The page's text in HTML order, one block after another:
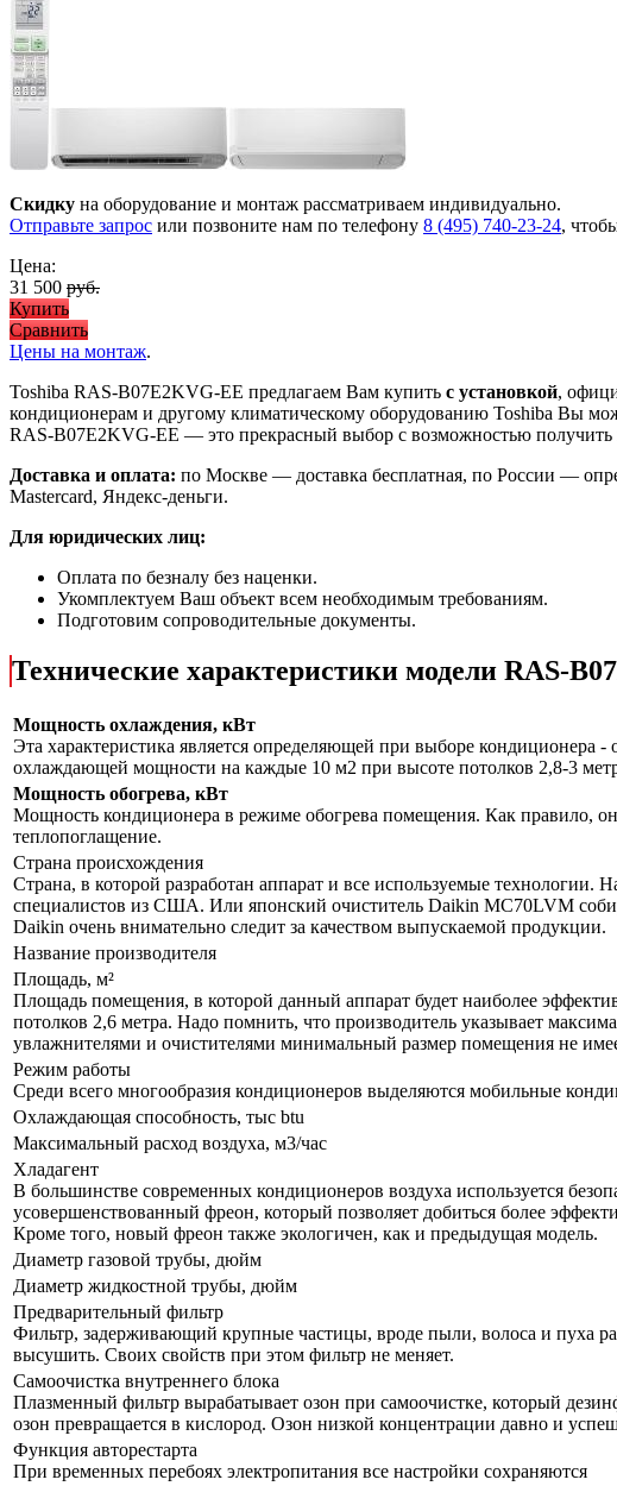
Скидку на оборудование и монтаж рассматриваем индивидуально.
Отправьте запрос или позвоните нам по телефону 8 (495) 740-23-24,
Цена:
31 500 руб.
Купить
Сравнить
Цены на монтаж.
Toshiba RAS-B07E2KVG-EE предлагаем Вам купить с установкой,
кондиционерам и другому климатическому оборудованию Toshiba Вы
RAS-B07E2KVG-EE — это прекрасный выбор с возможностью
Доставка и оплата: по Москве — доставка бесплатная, по России —
Mastercard, Яндекс-деньги.
Для юридических лиц:
Оплата по безналу без наценки.
Укомплектуем Ваш объект всем необходимым требованиям.
Подготовим сопроводительные документы.
Технические характеристики модели RAS-
Мощность охлаждения, кВт
Эта характеристика является определяющей при выборе кондиционера
охлаждающей мощности на каждые 10 м2 при высоте потолков 2,8-3
Мощность обогрева, кВт
Мощность кондиционера в режиме обогрева помещения. Как правило,
теплопоглащение.
Страна происхождения
Страна, в которой разработан аппарат и все используемые
специалистов из США. Или японский очиститель Daikin MC70LVM
Daikin очень внимательно следит за качеством выпускаемой продукции.
Название производителя
Площадь, м²
Площадь помещения, в которой данный аппарат будет наиболее
потолков 2,6 метра. Надо помнить, что производитель указывает
увлажнителями и очистителями минимальный размер помещения не
Режим работы
Среди всего многообразия кондиционеров выделяются мобильные
Охлаждающая способность, тыс btu
Максимальный расход воздуха, м3/час
Хладагент
В большинстве современных кондиционеров воздуха используется
усовершенствованный фреон, который позволяет добиться более
Кроме того, новый фреон также экологичен, как и предыдущая модель.
Диаметр газовой трубы, дюйм
Диаметр жидкостной трубы, дюйм
Предварительный фильтр
Фильтр, задерживающий крупные частицы, вроде пыли, волоса и пуха
высушить. Своих свойств при этом фильтр не меняет.
Самоочистка внутреннего блока
Плазменный фильтр вырабатывает озон при самоочистке, который
озон превращается в кислород. Озон низкой концентрации давно и
Функция авторестарта
При временных перебоях электропитания все настройки сохраняются